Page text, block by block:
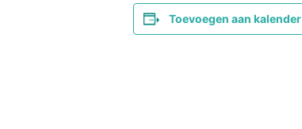
Toevoegen aan kalender